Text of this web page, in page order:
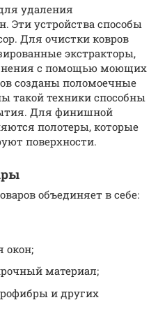
удаления
Эти устройства способы
Для очистки ковров
экстракторы,
с помощью моющих
созданы поломоечные
такой техники способны
Для финишной
полотеры, которые
поверхности.
объединяет в себе:
окон;
материал;
и других